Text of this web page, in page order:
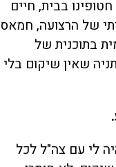
בבית, חיים
של הרצועה, חמאס
בתוכנית של
שאין שיקום בלי
לי עם צה"ל לכל